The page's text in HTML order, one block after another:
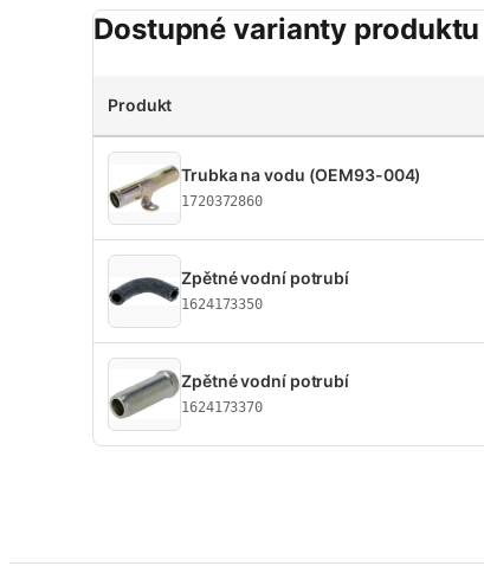
Dostupné varianty produktu
Produkt
Trubka na vodu (OEM93-004)
1720372860
Zpětné vodní potrubí
1624173350
Zpětné vodní potrubí
1624173370